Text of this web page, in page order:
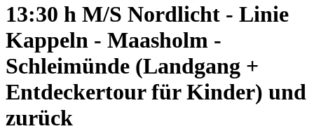
13:30 h M/S Nordlicht - Linie
Kappeln - Maasholm -
Schleimünde (Landgang +
Entdeckertour für Kinder) und
zurück